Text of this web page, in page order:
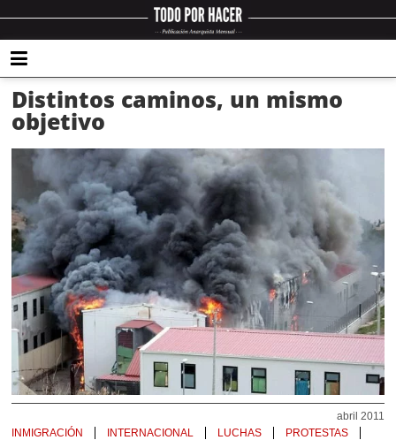
Distintos caminos, un mismo
objetivo
abril 2011
INMIGRACIÓN
INTERNACIONAL LUCHAS
PROTESTAS